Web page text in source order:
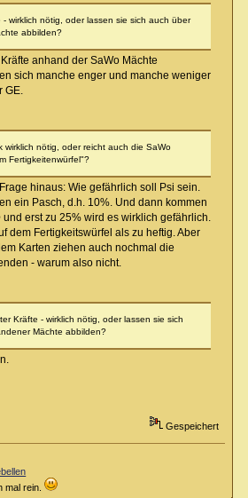
wirklich nötig, oder lassen sie sich auch über
abbilden?
anhand der SaWo Mächte
sich manche enger und manche weniger
GE.
wirklich nötig, oder reicht auch die SaWo
Fertigkeitenwürfel"?
hinaus: Wie gefährlich soll Psi sein.
ein Pasch, d.h. 10%. Und dann kommen
und erst zu 25% wird es wirklich gefährlich.
dem Fertigkeitswürfel als zu heftig. Aber
Karten ziehen auch nochmal die
- warum also nicht.
Kräfte - wirklich nötig, oder lassen sie sich
Mächte abbilden?
Gespeichert
mal rein.